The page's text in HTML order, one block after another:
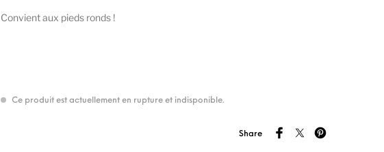
Convient aux pieds ronds !
Ce produit est actuellement en rupture et indisponible.
Share